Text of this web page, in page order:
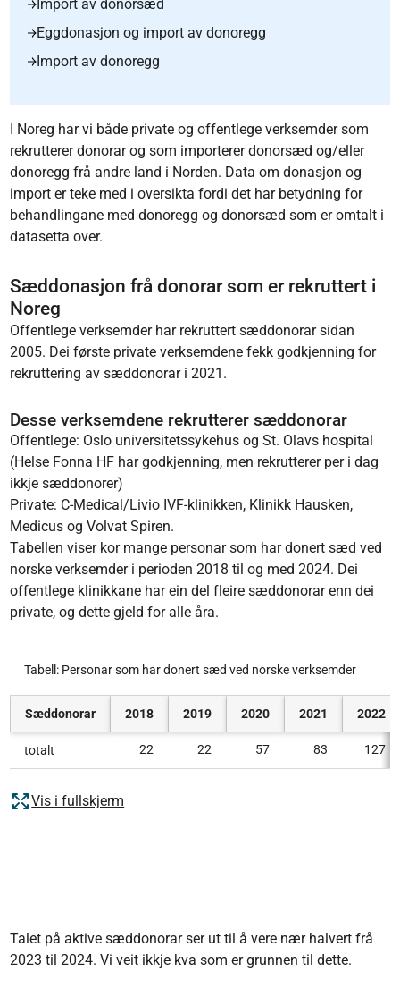
Import av donorsæd
Eggdonasjon og import av donoregg
Import av donoregg
I Noreg har vi både private og offentlege verksemder som
rekrutterer donorar og som importerer donorsæd og/eller
donoregg frå andre land i Norden. Data om donasjon og
import er teke med i oversikta fordi det har betydning for
behandlingane med donoregg og donorsæd som er omtalt i
datasetta over.
Sæddonasjon frå donorar som er rekruttert i
Noreg
Offentlege verksemder har rekruttert sæddonorar sidan
2005. Dei første private verksemdene fekk godkjenning for
rekruttering av sæddonorar i 2021.
Desse verksemdene rekrutterer sæddonorar
Offentlege: Oslo universitetssykehus og St. Olavs hospital
(Helse Fonna HF har godkjenning, men rekrutterer per i dag
ikkje sæddonorer)
Private: C-Medical/Livio IVF-klinikken, Klinikk Hausken,
Medicus og Volvat Spiren.
Tabellen viser kor mange personar som har donert sæd ved
norske verksemder i perioden 2018 til og med 2024. Dei
offentlege klinikkane har ein del fleire sæddonorar enn dei
private, og dette gjeld for alle åra.
Tabell: Personar som har donert sæd ved norske verksemder
Sæddonorar 2018 2019 2020 2021 2022
totalt 22 22 57 83 127
Vis i fullskjerm
Talet på aktive sæddonorar ser ut til å vere nær halvert frå
2023 til 2024. Vi veit ikkje kva som er grunnen til dette.